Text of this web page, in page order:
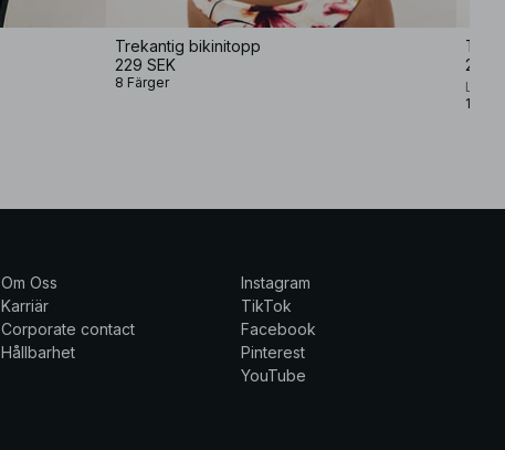
Trekantig bikinitopp
229 SEK
8 Färger
229
1 Färg
Om Oss
Karriär
Corporate contact
Hållbarhet
Instagram
TikTok
Facebook
Pinterest
YouTube